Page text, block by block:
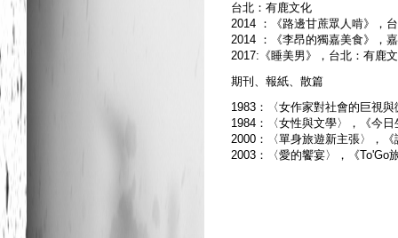
台北：有鹿文化
2014 ：《路邊甘蔗眾人啃》，
2014 ：《李昂的獨嘉美食》，
2017:《睡美男》，台北：有鹿
期刊、報紙、散篇
1983：〈女作家對社會的巨視
1984：〈女性與文學〉，《今
2000：〈單身旅遊新主張〉，
2003：〈愛的饗宴〉，《